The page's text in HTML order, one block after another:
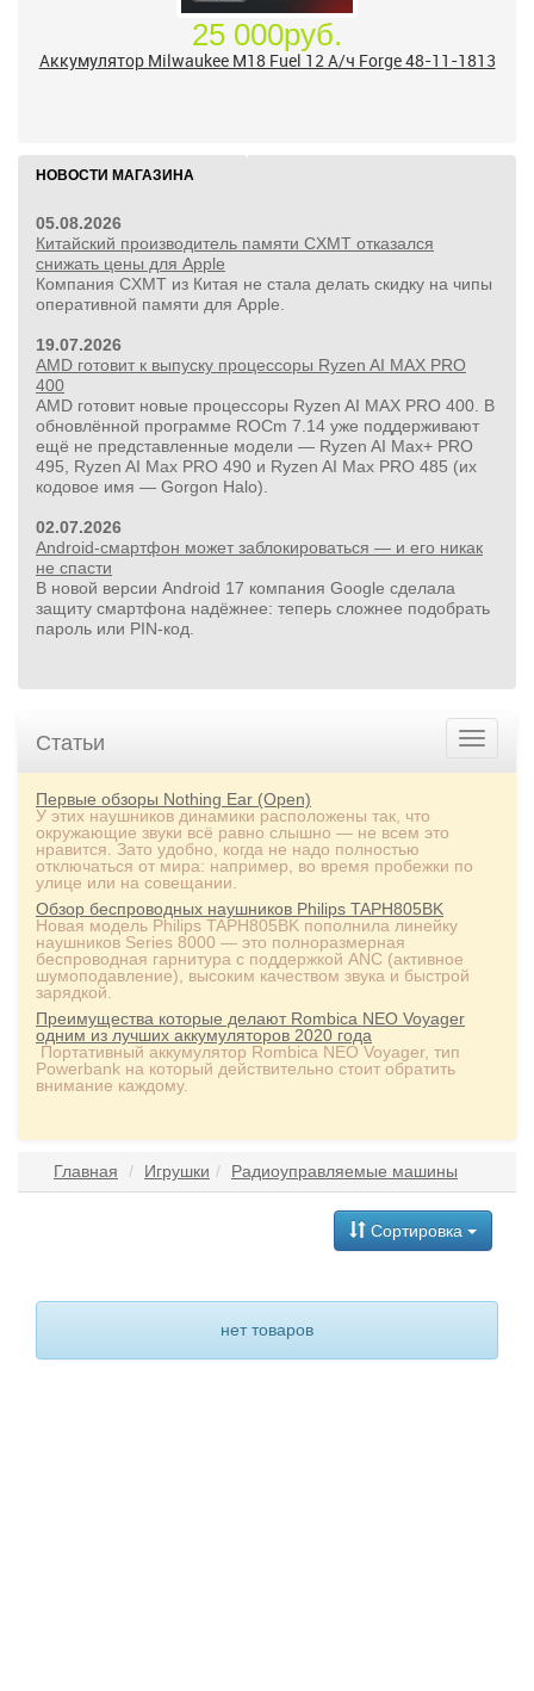
25 000руб.
Аккумулятор Milwaukee M18 Fuel 12 А/ч Forge 48-11-1813
НОВОСТИ МАГАЗИНА
05.08.2026
Китайский производитель памяти CXMT отказался
снижать цены для Apple
Компания CXMT из Китая не стала делать скидку на чипы
оперативной памяти для Apple.
19.07.2026
AMD готовит к выпуску процессоры Ryzen AI MAX PRO
400
AMD готовит новые процессоры Ryzen AI MAX PRO 400. В
обновлённой программе ROCm 7.14 уже поддерживают
ещё не представленные модели — Ryzen AI Max+ PRO
495, Ryzen AI Max PRO 490 и Ryzen AI Max PRO 485 (их
кодовое имя — Gorgon Halo).
02.07.2026
Android-смартфон может заблокироваться — и его никак
не спасти
В новой версии Android 17 компания Google сделала
защиту смартфона надёжнее: теперь сложнее подобрать
пароль или PIN‑код.
Статьи
Первые обзоры Nothing Ear (Open)
У этих наушников динамики расположены так, что
окружающие звуки всё равно слышно — не всем это
нравится. Зато удобно, когда не надо полностью
отключаться от мира: например, во время пробежки по
улице или на совещании.
Обзор беспроводных наушников Philips TAPH805BK
Новая модель Philips TAPH805BK пополнила линейку
наушников Series 8000 — это полноразмерная
беспроводная гарнитура с поддержкой ANC (активное
шумоподавление), высоким качеством звука и быстрой
зарядкой.
Преимущества которые делают Rombica NEO Voyager
одним из лучших аккумуляторов 2020 года
Портативный аккумулятор Rombica NEO Voyager, тип
Powerbank на который действительно стоит обратить
внимание каждому.
Главная Игрушки Радиоуправляемые машины
Сортировка
нет товаров